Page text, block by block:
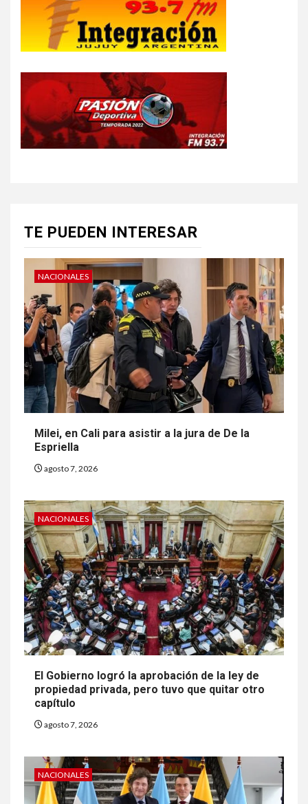
TE PUEDEN INTERESAR
NACIONALES
Milei, en Cali para asistir a la jura de De la
Espriella
agosto 7, 2026
NACIONALES
El Gobierno logró la aprobación de la ley de
propiedad privada, pero tuvo que quitar otro
capítulo
agosto 7, 2026
NACIONALES